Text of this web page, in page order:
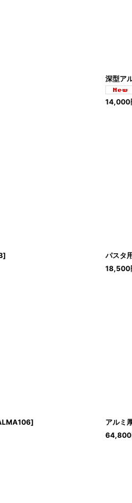
深型ア
14,000
]
パスタ
18,500
]
アルミ
64,800